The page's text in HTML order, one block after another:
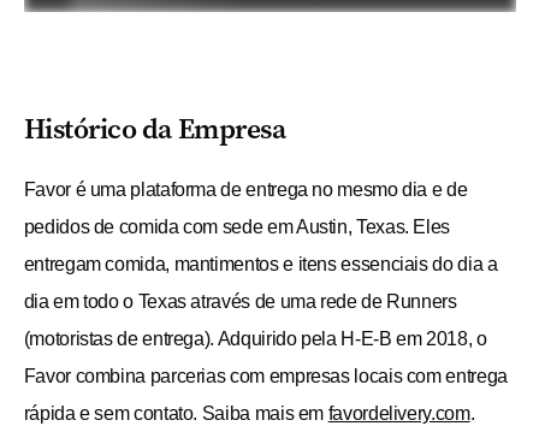
Histórico da Empresa
Favor é uma plataforma de entrega no mesmo dia e de
pedidos de comida com sede em Austin, Texas. Eles
entregam comida, mantimentos e itens essenciais do dia a
dia em todo o Texas através de uma rede de Runners
(motoristas de entrega). Adquirido pela H-E-B em 2018, o
Favor combina parcerias com empresas locais com entrega
rápida e sem contato. Saiba mais em favordelivery.com.